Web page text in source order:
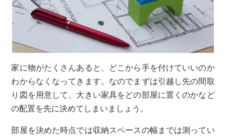
家に物がたくさんあると、どこから手を付けていいのか
わからなくなってきます。なのでまずは引越し先の間取
り図を用意して、大きい家具をどの部屋に置くのかなど
の配置を先に決めてしまいましょう。
部屋を決めた時点では収納スペースの幅までは測ってい